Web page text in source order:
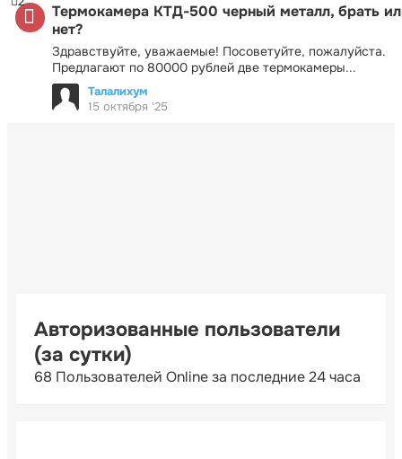
Термокамера КТД-500 черный металл, брать
нет?
Здравствуйте, уважаемые! Посоветуйте, пожалуйста.
Предлагают по 80000 рублей две термокамеры...
Талалихум
15 октября '25
Авторизованные пользователи
(за сутки)
68 Пользователей Online за последние 24 часа